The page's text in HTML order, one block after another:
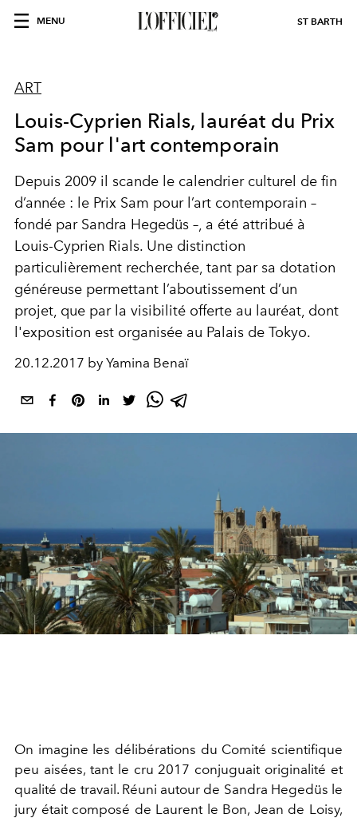
MENU ST BARTH
ART
Louis-Cyprien Rials, lauréat du Prix
Sam pour l'art contemporain
Depuis 2009 il scande le calendrier culturel de fin
d’année : le Prix Sam pour l’art contemporain –
fondé par Sandra Hegedüs –, a été attribué à
Louis-Cyprien Rials. Une distinction
particulièrement recherchée, tant par sa dotation
généreuse permettant l’aboutissement d’un
projet, que par la visibilité offerte au lauréat, dont
l'exposition est organisée au Palais de Tokyo.
20.12.2017 by Yamina Benaï
On imagine les délibérations du Comité scientifique
peu aisées, tant le cru 2017 conjuguait originalité et
qualité de travail. Réuni autour de Sandra Hegedüs le
jury était composé de Laurent le Bon, Jean de Loisy,